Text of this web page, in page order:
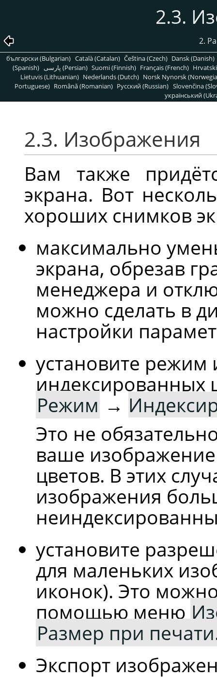
2.3.
2.
български (Bulgarian) Català (Catalan) Čeština (Czech) Dansk (Danish)
(Spanish)
پارسی (Persian) Suomi (Finnish) Français (French)
Lietuvis (Lithuanian) Nederlands (Dutch) Norsk Nynorsk
Portuguese) Română (Romanian) Pусский (Russian) Slovenčina
український
2.3. Изображения
Вам также
экрана. Вот
хороших снимков
максимально
экрана, обрезав
менеджера и
можно сделать в
настройки
установите режим
индексированных
Режим →
Это не
ваше изображение
цветов. В этих
изображения
установите
для маленьких
иконок). Это
помощью меню
Размер при
Экспорт